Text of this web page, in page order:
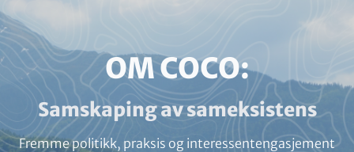
HEADLINE
(OPTIONAL)
OM COCO:
Subline
(optional)
Samskaping av sameksistens
Fremme politikk, praksis og interessentengasjement